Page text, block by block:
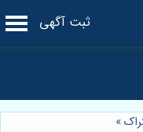
ثبت آگهی
»